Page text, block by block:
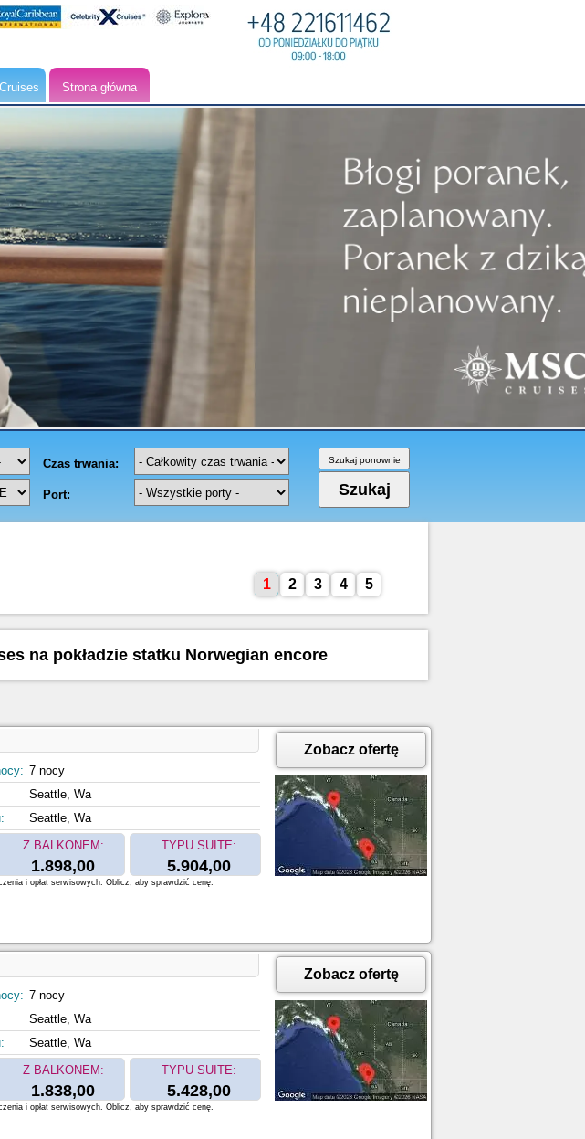
Strona główna
5
4
3
2
1
na pokładzie statku Norwegian encore
7 nocy
Seattle, Wa
Seattle, Wa
Z BALKONEM:
1.898,00
TYPU SUITE:
5.904,00
Zobacz ofertę
i opłat serwisowych. Oblicz, aby sprawdzić cenę.
7 nocy
Seattle, Wa
Seattle, Wa
Z BALKONEM:
1.838,00
TYPU SUITE:
5.428,00
Zobacz ofertę
i opłat serwisowych. Oblicz, aby sprawdzić cenę.